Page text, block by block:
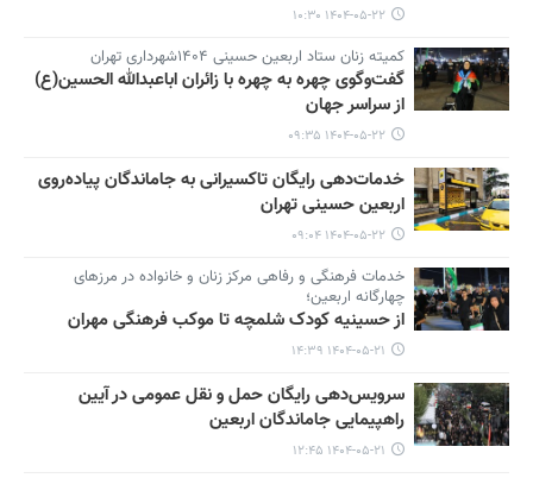
۱۴۰۴-۰۵-۲۲ ۱۰:۳۰
کمیته زنان ستاد اربعین حسینی ۱۴۰۴شهرداری تهران
گفت‌وگوی چهره به چهره با زائران اباعبدالله الحسین(ع)
از سراسر جهان
۱۴۰۴-۰۵-۲۲ ۰۹:۳۵
خدمات‌دهی رایگان تاکسیرانی به جاماندگان پیاده‌روی
اربعین حسینی تهران
۱۴۰۴-۰۵-۲۲ ۰۹:۰۴
خدمات فرهنگی و رفاهی مرکز زنان و خانواده در مرزهای
چهارگانه اربعین؛
از حسینیه کودک شلمچه تا موکب فرهنگی مهران
۱۴۰۴-۰۵-۲۱ ۱۴:۳۹
سرویس‌دهی رایگان حمل و نقل عمومی در آیین
راهپیمایی جاماندگان اربعین
۱۴۰۴-۰۵-۲۱ ۱۲:۴۵